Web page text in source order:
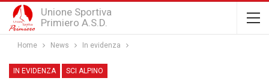
Unione Sportiva
Primiero A.S.D.
Home News In evidenza
IN EVIDENZA SCI ALPINO